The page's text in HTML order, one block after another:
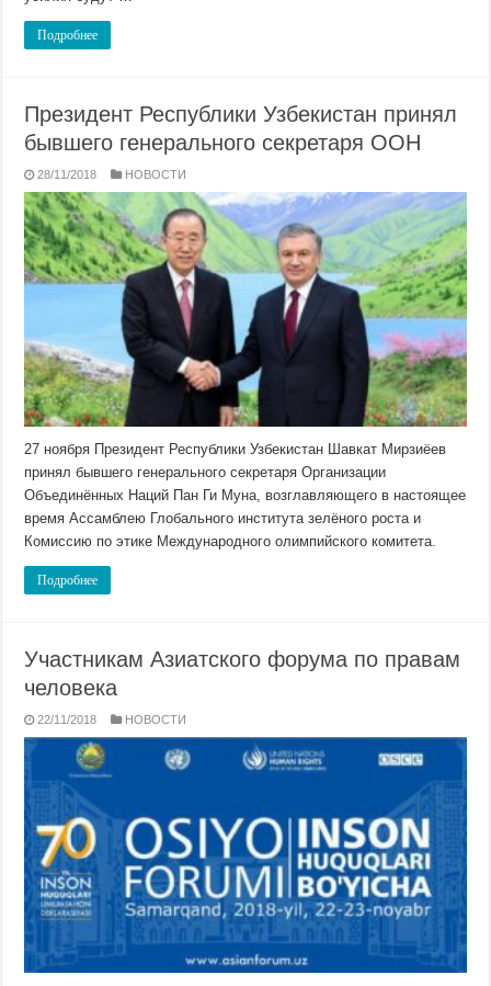
Подробнее
Президент Республики Узбекистан принял
бывшего генерального секретаря ООН
28/11/2018 НОВОСТИ
27 ноября Президент Республики Узбекистан Шавкат Мирзиёев
принял бывшего генерального секретаря Организации
Объединённых Наций Пан Ги Муна, возглавляющего в настоящее
время Ассамблею Глобального института зелёного роста и
Комиссию по этике Международного олимпийского комитета.
Подробнее
Участникам Азиатского форума по правам
человека
22/11/2018 НОВОСТИ